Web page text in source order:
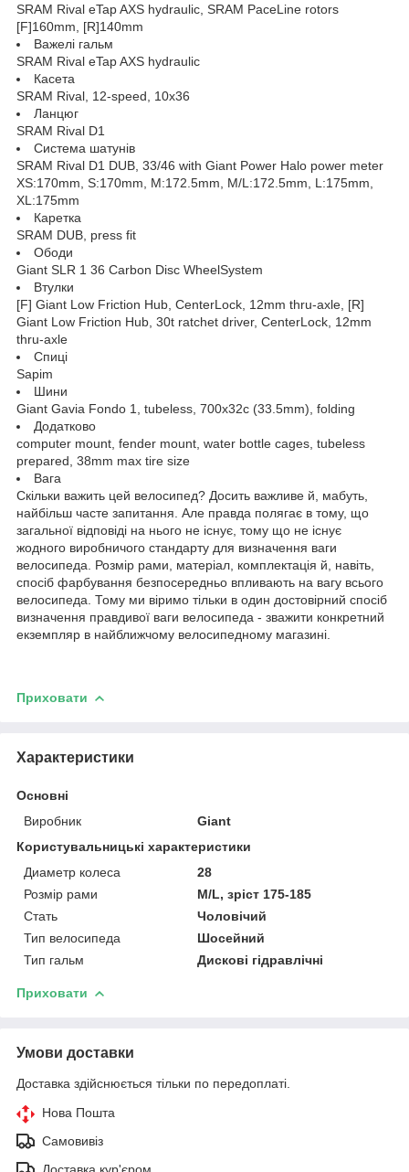
SRAM Rival eTap AXS hydraulic, SRAM PaceLine rotors
[F]160mm, [R]140mm
Важелі гальм
SRAM Rival eTap AXS hydraulic
Касета
SRAM Rival, 12-speed, 10x36
Ланцюг
SRAM Rival D1
Система шатунів
SRAM Rival D1 DUB, 33/46 with Giant Power Halo power meter
XS:170mm, S:170mm, M:172.5mm, M/L:172.5mm, L:175mm,
XL:175mm
Каретка
SRAM DUB, press fit
Ободи
Giant SLR 1 36 Carbon Disc WheelSystem
Втулки
[F] Giant Low Friction Hub, CenterLock, 12mm thru-axle, [R]
Giant Low Friction Hub, 30t ratchet driver, CenterLock, 12mm
thru-axle
Спиці
Sapim
Шини
Giant Gavia Fondo 1, tubeless, 700x32c (33.5mm), folding
Додатково
computer mount, fender mount, water bottle cages, tubeless
prepared, 38mm max tire size
Вага
Скільки важить цей велосипед? Досить важливе й, мабуть,
найбільш часте запитання. Але правда полягає в тому, що
загальної відповіді на нього не існує, тому що не існує
жодного виробничого стандарту для визначення ваги
велосипеда. Розмір рами, матеріал, комплектація й, навіть,
спосіб фарбування безпосередньо впливають на вагу всього
велосипеда. Тому ми віримо тільки в один достовірний спосіб
визначення правдивої ваги велосипеда - зважити конкретний
екземпляр в найближчому велосипедному магазині.
Приховати
Характеристики
Основні
Виробник
Giant
Користувальницькі характеристики
Диаметр колеса
28
Розмір рами
M/L, зріст 175-185
Стать
Чоловічий
Тип велосипеда
Шосейний
Тип гальм
Дискові гідравлічні
Приховати
Умови доставки
Доставка здійснюється тільки по передоплаті.
Нова Пошта
Самовивіз
Доставка кур'єром